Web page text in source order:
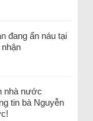
đang ẩn náu tại
nhà nước
tin bà Nguyễn